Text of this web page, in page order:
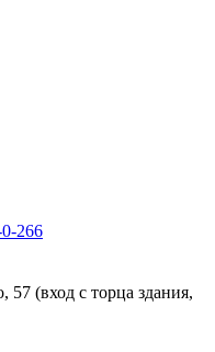
266
57 (вход с торца здания,